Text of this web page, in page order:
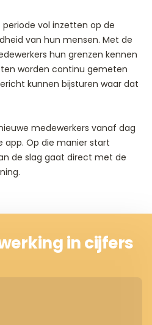
vol inzetten op de
van hun mensen. Met de
hun grenzen kennen
worden continu gemeten
kunnen bijsturen waar dat
medewerkers vanaf dag
app. Op die manier start
de slag gaat direct met de
in cijfers